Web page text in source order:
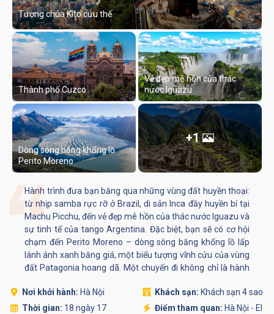
Tượng chúa Kito cứu thế
Thành phố Cuzco
Vẻ đẹp mê hồn của thác
nước Iguazu
Dòng sông băng khổng lồ
Perito Moreno
+1
Hành trình đưa bạn băng qua những vùng đất huyền thoại:
từ nhịp samba rực rỡ ở Brazil, di sản Inca đầy huyền bí tại
Machu Picchu, đến vẻ đẹp mê hồn của thác nước Iguazu và
sự tinh tế của tango Argentina. Đặc biệt, bạn sẽ có cơ hội
chạm đến Perito Moreno – dòng sông băng khổng lồ lấp
lánh ánh xanh băng giá, một biểu tượng vĩnh cửu của vùng
đất Patagonia hoang dã. Một chuyến đi không chỉ là hành
sự choáng ngợp trước vẻ đẹp nguyên sơ nhất của hành
tinh.
Nơi khởi hành: Hà Nội Khách sạn: Khách sạn 4 sao
Thời gian: 18 ngày 17
Điểm tham quan: Hà Nội - El